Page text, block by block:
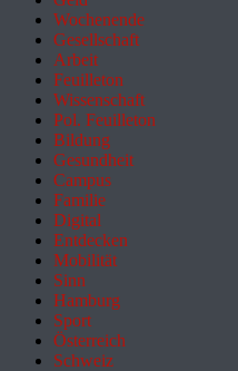
Wochenende
Gesellschaft
Arbeit
Feuilleton
Wissenschaft
Pol. Feuilleton
Bildung
Gesundheit
Campus
Familie
Digital
Entdecken
Mobilität
Sinn
Hamburg
Sport
Österreich
Schweiz